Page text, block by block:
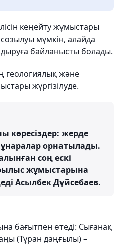
кеңейту жұмыстары
мүмкін, алайда
байланысты болады.
геологиялық және
жүргізілуде.
көресіздер: жерде
орнатылады.
соң ескі
жұмыстарына
Асылбек Дүйсебаев.
бағытпен өтеді: Сығанақ
(Тұран даңғылы) –